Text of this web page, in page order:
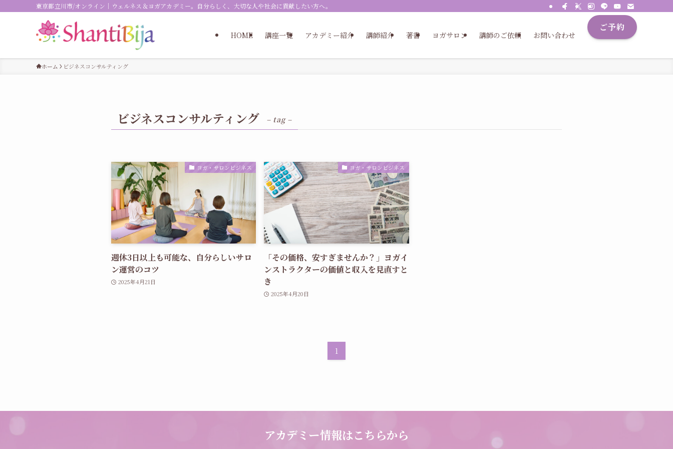
東京都立川市/オンライン｜ウェルネス＆ヨガアカデミー。自分らしく、大切な人や社会に貢献したい方へ。
HOME 講座一覧 アカデミー紹介 講師紹介 著書 ヨガサロン 講師のご依頼 お問い合わせ
ご予約
ホーム ビジネスコンサルティング
ビジネスコンサルティング – tag –
ヨガ・サロンビジネス
週休3日以上も可能な、自分らしいサロ
ン運営のコツ
2025年4月21日
ヨガ・サロンビジネス
「その価格、安すぎませんか？」ヨガイ
ンストラクターの価値と収入を見直すと
き
2025年4月20日
1
アカデミー情報はこちらから